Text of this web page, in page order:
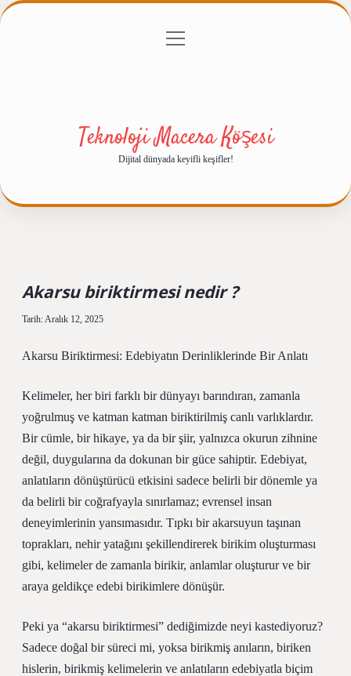
Gizlilik Politikası
menüyü
Teknoloji Macera Köşesi
Dijital dünyada keyifli keşifler!
Akarsu biriktirmesi nedir ?
Tarih: Aralık 12, 2025
Akarsu Biriktirmesi: Edebiyatın Derinliklerinde Bir Anlatı
Kelimeler, her biri farklı bir dünyayı barındıran, zamanla
yoğrulmuş ve katman katman biriktirilmiş canlı varlıklardır.
Bir cümle, bir hikaye, ya da bir şiir, yalnızca okurun zihnine
değil, duygularına da dokunan bir güce sahiptir. Edebiyat,
anlatıların dönüştürücü etkisini sadece belirli bir dönemle ya
da belirli bir coğrafyayla sınırlamaz; evrensel insan
deneyimlerinin yansımasıdır. Tıpkı bir akarsuyun taşınan
toprakları, nehir yatağını şekillendirerek birikim oluşturması
gibi, kelimeler de zamanla birikir, anlamlar oluşturur ve bir
araya geldikçe edebi birikimlere dönüşür.
Peki ya “akarsu biriktirmesi” dediğimizde neyi kastediyoruz?
Sadece doğal bir süreci mi, yoksa birikmiş anıların, biriken
hislerin, birikmiş kelimelerin ve anlatıların edebiyatla biçim